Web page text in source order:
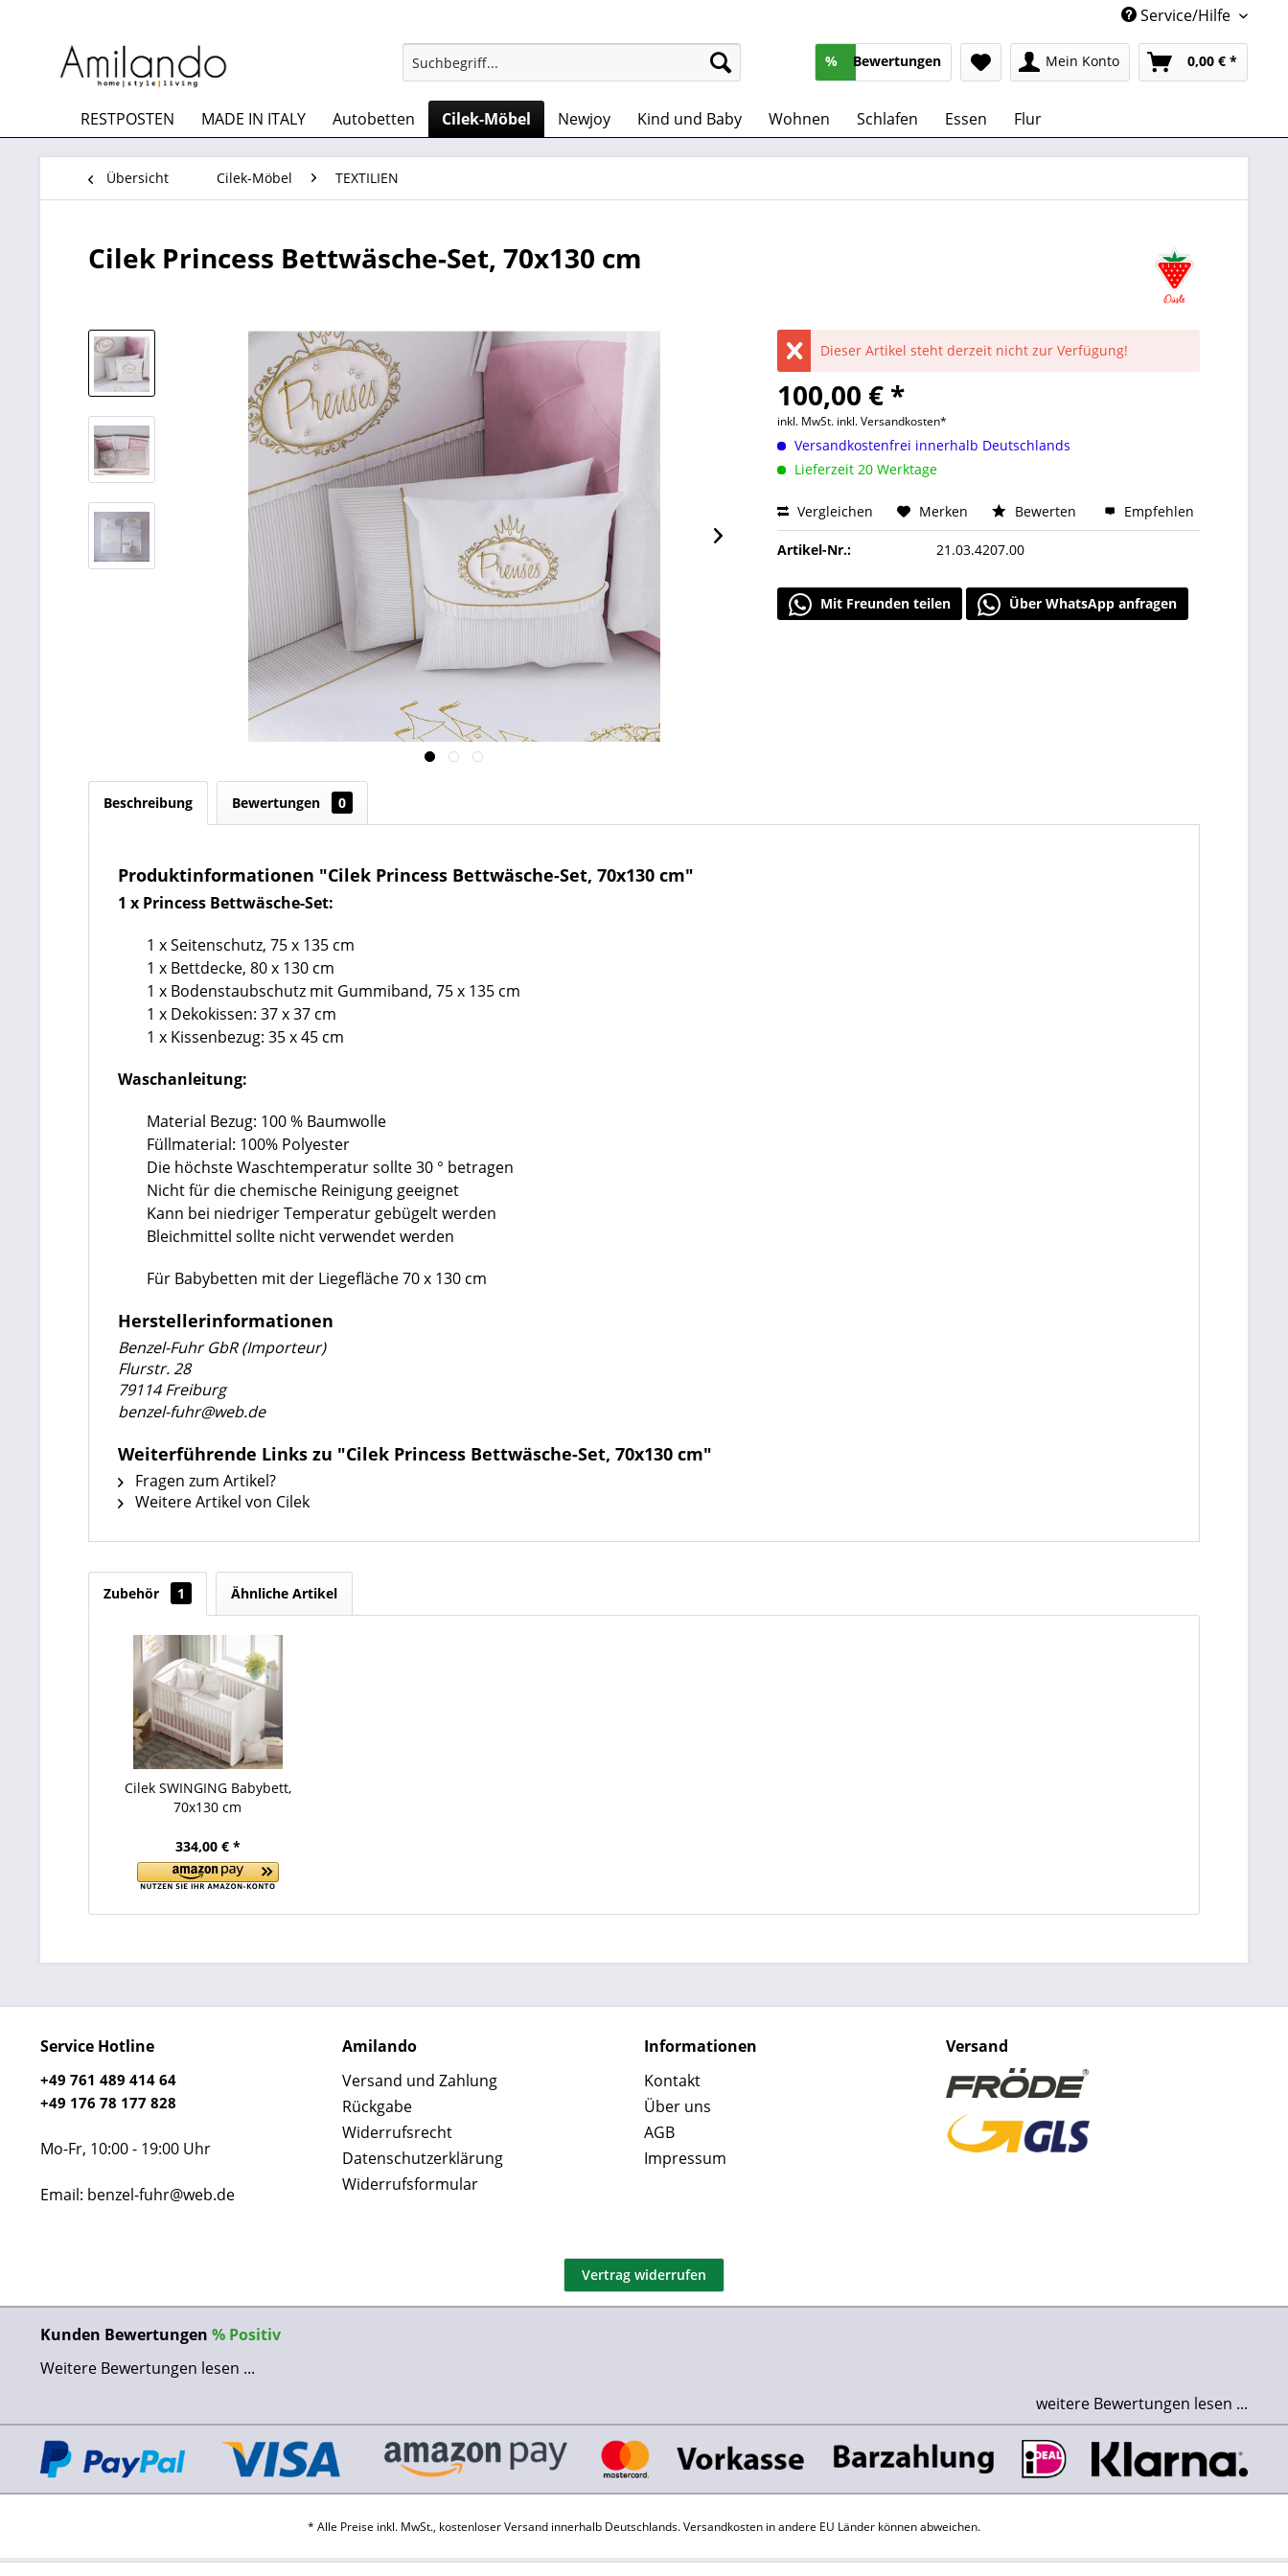
Service/Hilfe
% Bewertungen Mein Konto 0,00 € *
RESTPOSTEN MADE IN ITALY Autobetten Cilek-Möbel Newjoy Kind und Baby Wohnen Schlafen Essen Flur
Übersicht Cilek-Möbel TEXTILIEN
Cilek Princess Bettwäsche-Set, 70x130 cm
Dieser Artikel steht derzeit nicht zur Verfügung!
100,00 € *
inkl. MwSt. inkl. Versandkosten*
Versandkostenfrei innerhalb Deutschlands
Lieferzeit 20 Werktage
Vergleichen Merken Bewerten Empfehlen
Artikel-Nr.: 21.03.4207.00
Mit Freunden teilen Über WhatsApp anfragen
Beschreibung Bewertungen 0
Produktinformationen "Cilek Princess Bettwäsche-Set, 70x130 cm"
1 x Princess Bettwäsche-Set:
1 x Seitenschutz, 75 x 135 cm
1 x Bettdecke, 80 x 130 cm
1 x Bodenstaubschutz mit Gummiband, 75 x 135 cm
1 x Dekokissen: 37 x 37 cm
1 x Kissenbezug: 35 x 45 cm
Waschanleitung:
Material Bezug: 100 % Baumwolle
Füllmaterial: 100% Polyester
Die höchste Waschtemperatur sollte 30 ° betragen
Nicht für die chemische Reinigung geeignet
Kann bei niedriger Temperatur gebügelt werden
Bleichmittel sollte nicht verwendet werden
Für Babybetten mit der Liegefläche 70 x 130 cm
Herstellerinformationen
Benzel-Fuhr GbR (Importeur)
Flurstr. 28
79114 Freiburg
benzel-fuhr@web.de
Weiterführende Links zu "Cilek Princess Bettwäsche-Set, 70x130 cm"
Fragen zum Artikel?
Weitere Artikel von Cilek
Zubehör 1 Ähnliche Artikel
Cilek SWINGING Babybett,
70x130 cm
334,00 € *
Service Hotline
+49 761 489 414 64
+49 176 78 177 828
Mo-Fr, 10:00 - 19:00 Uhr
Email: benzel-fuhr@web.de
Amilando
Versand und Zahlung
Rückgabe
Widerrufsrecht
Datenschutzerklärung
Widerrufsformular
Informationen
Kontakt
Über uns
AGB
Impressum
Versand
Vertrag widerrufen
Kunden Bewertungen % Positiv
Weitere Bewertungen lesen ...
weitere Bewertungen lesen ...
* Alle Preise inkl. MwSt., kostenloser Versand innerhalb Deutschlands.Versandkosten in andere EU Länder können abweichen.